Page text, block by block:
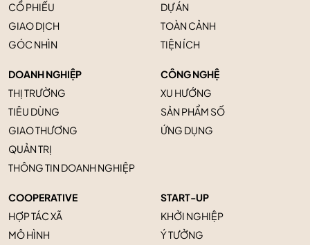
CỔ PHIẾU
GIAO DỊCH
GÓC NHÌN
DỰ ÁN
TOÀN CẢNH
TIỆN ÍCH
DOANH NGHIỆP
THỊ TRƯỜNG
TIÊU DÙNG
GIAO THƯƠNG
QUẢN TRỊ
THÔNG TIN DOANH NGHIỆP
CÔNG NGHỆ
XU HƯỚNG
SẢN PHẨM SỐ
ỨNG DỤNG
COOPERATIVE
HỢP TÁC XÃ
MÔ HÌNH
START-UP
KHỞI NGHIỆP
Ý TƯỞNG